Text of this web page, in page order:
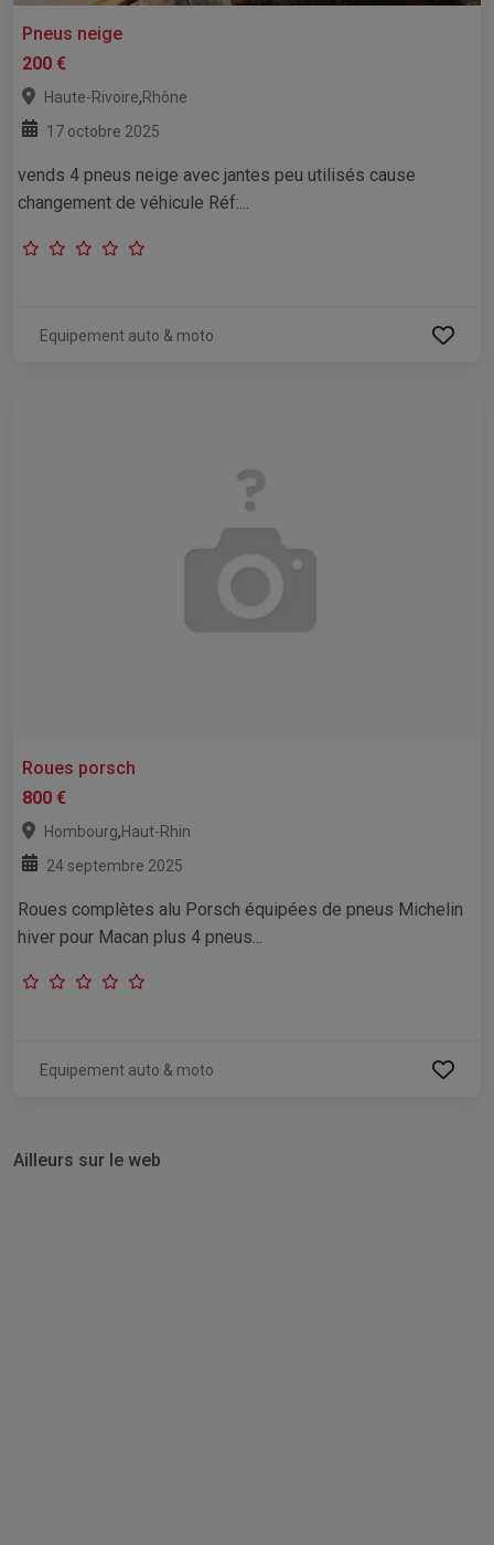
Pneus neige
200 €
Haute-Rivoire,Rhône
17 octobre 2025
vends 4 pneus neige avec jantes peu utilisés cause
changement de véhicule Réf:...
Equipement auto & moto
Roues porsch
800 €
Hombourg,Haut-Rhin
24 septembre 2025
Roues complètes alu Porsch équipées de pneus Michelin
hiver pour Macan plus 4 pneus...
Equipement auto & moto
Ailleurs sur le web